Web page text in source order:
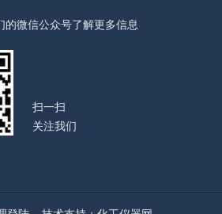
的微信公众号了解更多信息
扫一扫
关注我们